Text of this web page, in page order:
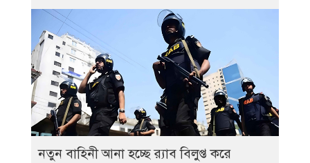
নতুন বাহিনী আনা হচ্ছে র‍্যাব বিলুপ্ত করে